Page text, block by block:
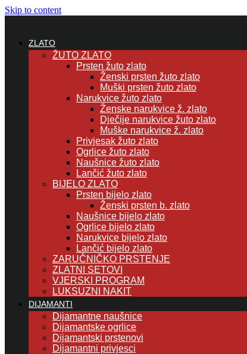
Skip to content
ZLATO
ŽUTO ZLATO
Prsten žuto zlato
Ženski prsten žuto zlato
Muški prsten žuto zlato
Narukvice žuto zlato
Ženske narukvice ž. zlato
Dječije narukvice žuto zlato
Muške narukvice ž. zlato
Privjesak žuto zlato
Ogrlice žuto zlato
Naušnice žuto zlato
Lančić žuto zlato
BIJELO ZLATO
Prsten bijelo zlato
Ženski prsten b. zlato
Naušnice bijelo zlato
Ogrlice bijelo zlato
Narukvice bijelo zlato
Lančić bijelo zlato
ZARUČNIČKO PRSTENJE
ZLATNI SETOVI
VJERSKI PROGRAM
LUKSUZNI NAKIT
DIJAMANTI
Dijamantne naušnice
Dijamantske ogrlice
Dijamantski prstenovi
Dijamantni privjesci